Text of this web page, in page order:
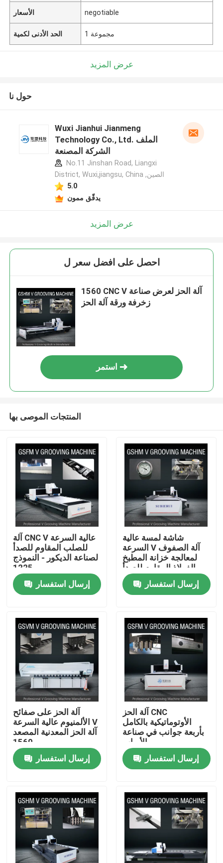
منزل
إتصال
المنتجات
أشرطة فيديو
آلة الحز V عالية السرعة
آلة الحز CNC V
آلة الحز التلقائي V
آلة الحز الصفائح المعدنية
آلة V Groover
الأسعار negotiable
الحد الأدنى لكمية 1 مجموعة
عرض المزيد
حول نا
Wuxi Jianhui Jianmeng
Technology Co., Ltd. الملف
الشركة المصنعة
No.11 Jinshan Road, Liangxi
District, Wuxi,jiangsu, China ,الصين
5.0
يدقّق ممون
عرض المزيد
احصل على افضل سعر ل
1560 CNC V آلة الحز لعرض صناعة
زخرفة ورقة آلة الحز
استمر
المنتجات الموصى بها
آلة CNC V عالية السرعة
للصلب المقاوم للصدأ
لصناعة الديكور - النموذج
1225
إرسال استفسار
شاشة لمسة عالية
السرعة V آلة الصفوف
لمعالجة خزانة المطبخ
الفولاذ المقاوم للصدأ
إرسال استفسار
آلة الحز على صفائح
الألمنيوم عالية السرعة V
آلة الحز المعدنية المصعد
1560
إرسال استفسار
آلة الحز CNC
الأوتوماتيكية بالكامل
بأربعة جوانب في صناعة
الأبواب
إرسال استفسار